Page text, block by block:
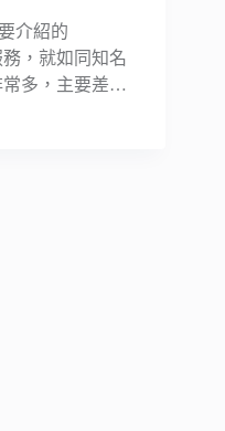
介紹的
務，就如同知名
常多，主要差…